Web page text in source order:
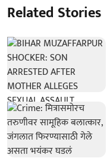
Related Stories